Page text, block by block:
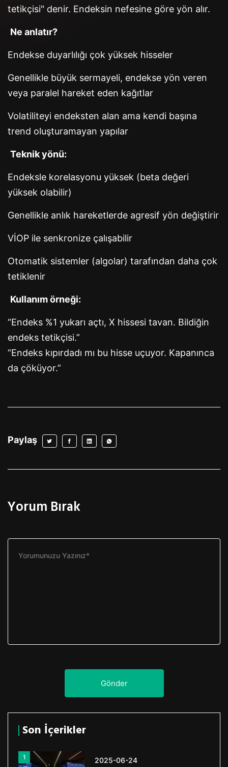
tetikçisi" denir. Endeksin nefesine göre yön alır.
Ne anlatır?
Endekse duyarlılığı çok yüksek hisseler
Genellikle büyük sermayeli, endekse yön veren
veya paralel hareket eden kağıtlar
Volatiliteyi endeksten alan ama kendi başına
trend oluşturamayan yapılar
Teknik yönü:
Endeksle korelasyonu yüksek (beta değeri
yüksek olabilir)
Genellikle anlık hareketlerde agresif yön değiştirir
VİOP ile senkronize çalışabilir
Otomatik sistemler (algolar) tarafından daha çok
tetiklenir
Kullanım örneği:
“Endeks %1 yukarı açtı, X hissesi tavan. Bildiğin
endeks tetikçisi.”
“Endeks kıpırdadı mı bu hisse uçuyor. Kapanınca
da çöküyor.”
Paylaş
Yorum Bırak
Gönder
Son İçerikler
1 2025-06-24